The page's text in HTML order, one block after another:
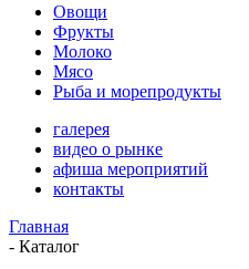
Овощи
Фрукты
Молоко
Мясо
Рыба и морепродукты
галерея
видео о рынке
афиша мероприятий
контакты
Главная
- Каталог